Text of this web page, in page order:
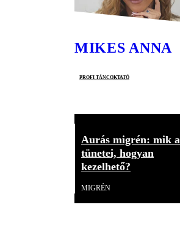
MIKES ANNA
profi táncoktató
Aurás migrén: mik a
tünetei, hogyan
kezelhető?
MIGRÉN